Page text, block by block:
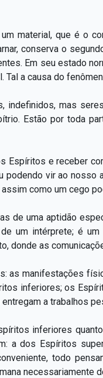
material, que é o
conserva o
Em seu estado
a causa do
indefinidos, mas
Estão por toda
Espíritos e receber
podendo vir ao
como um cego
de uma aptidão
um intérprete; é
donde as
as manifestações
inferiores; os
a trabalhos
inferiores
a dos Espíritos
todo
necessariamente